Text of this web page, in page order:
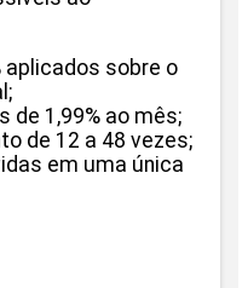
aplicados sobre o
de 1,99% ao mês;
de 12 a 48 vezes;
em uma única